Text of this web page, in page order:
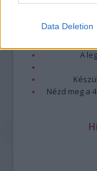
Data Deletion
A
A
Nézd meg a